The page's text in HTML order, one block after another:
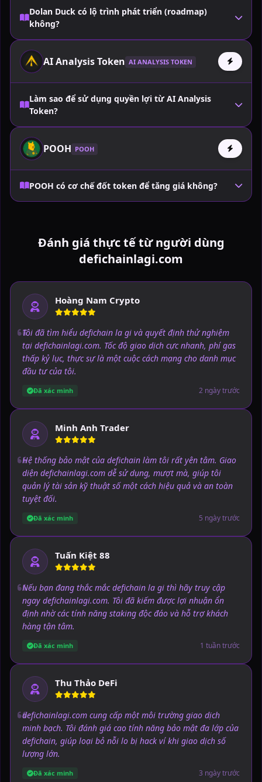
Dolan Duck có lộ trình phát triển (roadmap)
không?
AI Analysis Token AI ANALYSIS TOKEN
Làm sao để sử dụng quyền lợi từ AI Analysis
Token?
POOH POOH
POOH có cơ chế đốt token để tăng giá không?
Đánh giá thực tế từ người dùng
defichainlagi.com
Hoàng Nam Crypto
Tôi đã tìm hiểu defichain la gi và quyết định thử nghiệm
tại defichainlagi.com. Tốc độ giao dịch cực nhanh, phí gas
thấp kỷ lục, thực sự là một cuộc cách mạng cho danh mục
đầu tư của tôi.
Đã xác minh 2 ngày trước
Minh Anh Trader
Hệ thống bảo mật của defichain làm tôi rất yên tâm. Giao
diện defichainlagi.com dễ sử dụng, mượt mà, giúp tôi
quản lý tài sản kỹ thuật số một cách hiệu quả và an toàn
tuyệt đối.
Đã xác minh 5 ngày trước
Tuấn Kiệt 88
Nếu bạn đang thắc mắc defichain la gi thì hãy truy cập
ngay defichainlagi.com. Tôi đã kiếm được lợi nhuận ổn
định nhờ các tính năng staking độc đáo và hỗ trợ khách
hàng tận tâm.
Đã xác minh 1 tuần trước
Thu Thảo DeFi
defichainlagi.com cung cấp một môi trường giao dịch
minh bạch. Tôi đánh giá cao tính năng bảo mật đa lớp của
defichain, giúp loại bỏ nỗi lo bị hack ví khi giao dịch số
lượng lớn.
Đã xác minh 3 ngày trước